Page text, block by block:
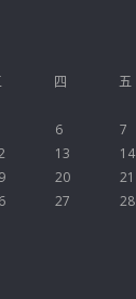
四 五
6 7
13 14
20 21
27 28